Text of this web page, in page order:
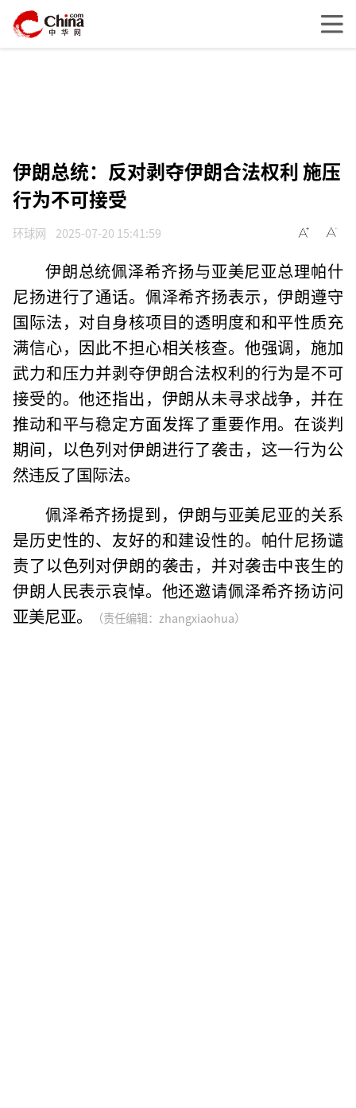
伊朗总统：反对剥夺伊朗合法权利 施压
行为不可接受
环球网 2025-07-20 15:41:59
伊朗总统佩泽希齐扬与亚美尼亚总理帕什
尼扬进行了通话。佩泽希齐扬表示，伊朗遵守
国际法，对自身核项目的透明度和和平性质充
满信心，因此不担心相关核查。他强调，施加
武力和压力并剥夺伊朗合法权利的行为是不可
接受的。他还指出，伊朗从未寻求战争，并在
推动和平与稳定方面发挥了重要作用。在谈判
期间，以色列对伊朗进行了袭击，这一行为公
然违反了国际法。
佩泽希齐扬提到，伊朗与亚美尼亚的关系
是历史性的、友好的和建设性的。帕什尼扬谴
责了以色列对伊朗的袭击，并对袭击中丧生的
伊朗人民表示哀悼。他还邀请佩泽希齐扬访问
亚美尼亚。
（责任编辑：zhangxiaohua）